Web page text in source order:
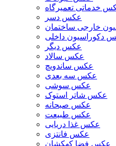
خدماتی تعمیرگاه
عکس دسر
خارجی ساختمان
دکوراسیون داخلی
عکس دیگر
عکس سالاد
عکس ساندویچ
عکس سه بعدی
عکس سوشی
عکس شاتر استوک
عکس صبحانه
عکس طبیعت
عکس غذا دریایی
عکس فانتزی
عکس فضا کهکشان